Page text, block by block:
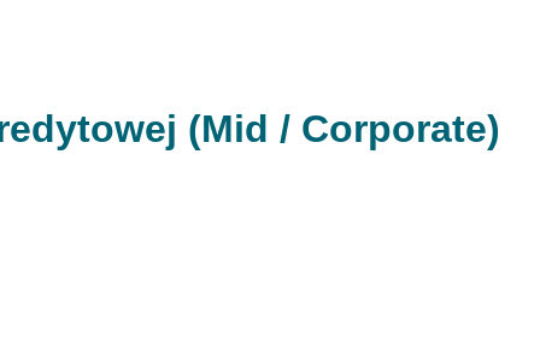
(Mid / Corporate)